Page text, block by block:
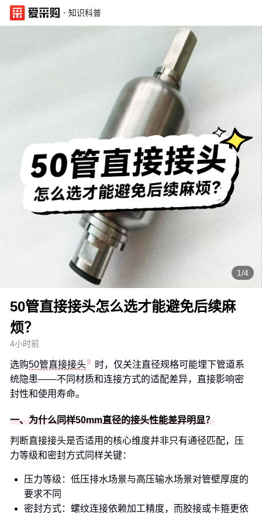
· 知识科普
1/4
50管直接接头怎么选才能避免后续麻
烦？
4小时前
选购50管直接接头
时，仅关注直径规格可能埋下管道系
统隐患——不同材质和连接方式的适配差异，直接影响密
封性和使用寿命。
一、为什么同样50mm直径的接头性能差异明显？
判断直接接头是否适用的核心维度并非只有通径匹配，压
力等级和密封方式同样关键：
压力等级：低压排水场景与高压输水场景对管壁厚度的
要求不同
密封方式：螺纹连接依赖加工精度，而胶接或卡箍更依